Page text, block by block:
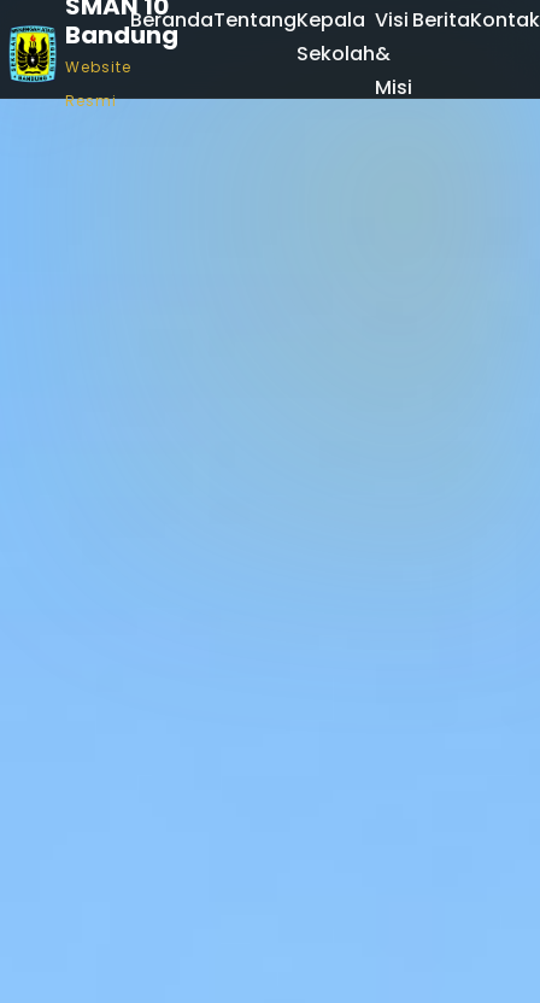
Bandung
Website
Resmi
BerandaTentangKepala
Sekolah
Visi
&
Misi
BeritaKontak